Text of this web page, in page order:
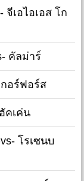
เอไอเอส โก
คัลม่าร์
กอร์ฟอร์ส
คเค่น
โรเซนบ